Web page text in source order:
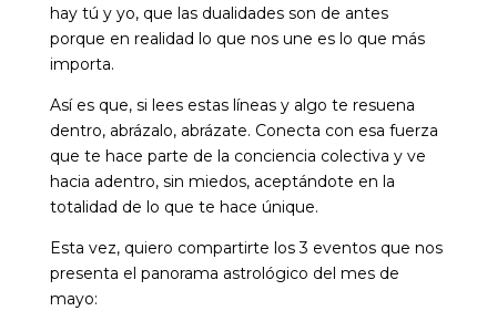
hay tú y yo, que las dualidades son de antes
porque en realidad lo que nos une es lo que más
importa.
Así es que, si lees estas líneas y algo te resuena
dentro, abrázalo, abrázate. Conecta con esa fuerza
que te hace parte de la conciencia colectiva y ve
hacia adentro, sin miedos, aceptándote en la
totalidad de lo que te hace únique.
Esta vez, quiero compartirte los 3 eventos que nos
presenta el panorama astrológico del mes de
mayo: